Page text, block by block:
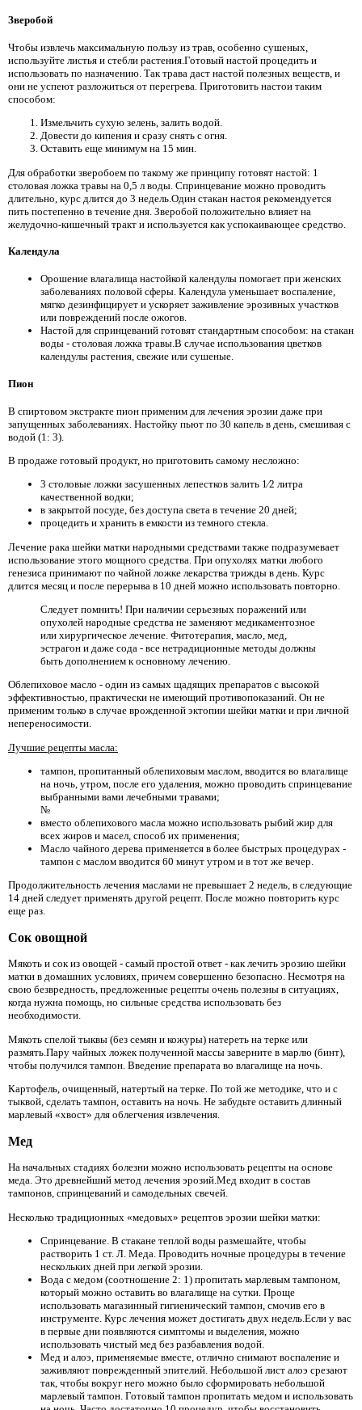
Зверобой
Чтобы извлечь максимальную пользу из трав, особенно сушеных,
используйте листья и стебли растения.Готовый настой процедить и
использовать по назначению. Так трава даст настой полезных веществ, и
они не успеют разложиться от перегрева. Приготовить настои таким
способом:
Измельчить сухую зелень, залить водой.
Довести до кипения и сразу снять с огня.
Оставить еще минимум на 15 мин.
Для обработки зверобоем по такому же принципу готовят настой: 1
столовая ложка травы на 0,5 л воды. Спринцевание можно проводить
длительно, курс длится до 3 недель.Один стакан настоя рекомендуется
пить постепенно в течение дня. Зверобой положительно влияет на
желудочно-кишечный тракт и используется как успокаивающее средство.
Календула
Орошение влагалища настойкой календулы помогает при женских
заболеваниях половой сферы. Календула уменьшает воспаление,
мягко дезинфицирует и ускоряет заживление эрозивных участков
или повреждений после ожогов.
Настой для спринцеваний готовят стандартным способом: на стакан
воды - столовая ложка травы.В случае использования цветков
календулы растения, свежие или сушеные.
Пион
В спиртовом экстракте пион применим для лечения эрозии даже при
запущенных заболеваниях. Настойку пьют по 30 капель в день, смешивая с
водой (1: 3).
В продаже готовый продукт, но приготовить самому несложно:
3 столовые ложки засушенных лепестков залить 1⁄2 литра
качественной водки;
в закрытой посуде, без доступа света в течение 20 дней;
процедить и хранить в емкости из темного стекла.
Лечение рака шейки матки народными средствами также подразумевает
использование этого мощного средства. При опухолях матки любого
генезиса принимают по чайной ложке лекарства трижды в день. Курс
длится месяц и после перерыва в 10 дней можно использовать повторно.
Следует помнить! При наличии серьезных поражений или
опухолей народные средства не заменяют медикаментозное
или хирургическое лечение. Фитотерапия, масло, мед,
эстрагон и даже сода - все нетрадиционные методы должны
быть дополнением к основному лечению.
Облепиховое масло - один из самых щадящих препаратов с высокой
эффективностью, практически не имеющий противопоказаний. Он не
применим только в случае врожденной эктопии шейки матки и при личной
непереносимости.
Лучшие рецепты масла:
тампон, пропитанный облепиховым маслом, вводится во влагалище
на ночь, утром, после его удаления, можно проводить спринцевание
выбранными вами лечебными травами;
№
вместо облепихового масла можно использовать рыбий жир для
всех жиров и масел, способ их применения;
Масло чайного дерева применяется в более быстрых процедурах -
тампон с маслом вводится 60 минут утром и в тот же вечер.
Продолжительность лечения маслами не превышает 2 недель, в следующие
14 дней следует применять другой рецепт. После можно повторить курс
еще раз.
Сок овощной
Мякоть и сок из овощей - самый простой ответ - как лечить эрозию шейки
матки в домашних условиях, причем совершенно безопасно. Несмотря на
свою безвредность, предложенные рецепты очень полезны в ситуациях,
когда нужна помощь, но сильные средства использовать без
необходимости.
Мякоть спелой тыквы (без семян и кожуры) натереть на терке или
размять.Пару чайных ложек полученной массы заверните в марлю (бинт),
чтобы получился тампон. Введение препарата во влагалище на ночь.
Картофель, очищенный, натертый на терке. По той же методике, что и с
тыквой, сделать тампон, оставить на ночь. Не забудьте оставить длинный
марлевый «хвост» для облегчения извлечения.
Мед
На начальных стадиях болезни можно использовать рецепты на основе
меда. Это древнейший метод лечения эрозий.Мед входит в состав
тампонов, спринцеваний и самодельных свечей.
Несколько традиционных «медовых» рецептов эрозии шейки матки:
Спринцевание. В стакане теплой воды размешайте, чтобы
растворить 1 ст. Л. Меда. Проводить ночные процедуры в течение
нескольких дней при легкой эрозии.
Вода с медом (соотношение 2: 1) пропитать марлевым тампоном,
который можно оставить во влагалище на сутки. Проще
использовать магазинный гигиенический тампон, смочив его в
инструменте. Курс лечения может достигать двух недель.Если у вас
в первые дни появляются симптомы и выделения, можно
использовать чистый мед без разбавления водой.
Мед и алоэ, применяемые вместе, отлично снимают воспаление и
заживляют поврежденный эпителий. Небольшой лист алоэ срезают
так, чтобы вокруг него можно было сформировать небольшой
марлевый тампон. Готовый тампон пропитать медом и использовать